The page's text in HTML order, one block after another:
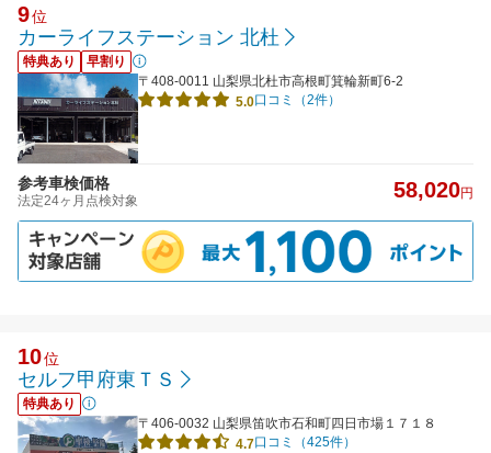
9位
カーライフステーション 北杜
特典あり
早割り
〒408-0011 山梨県北杜市高根町箕輪新町6-2
5.0口コミ（2件）
参考車検価格
法定24ヶ月点検対象 58,020円
10位
セルフ甲府東ＴＳ
特典あり
〒406-0032 山梨県笛吹市石和町四日市場１７１８
4.7口コミ（425件）